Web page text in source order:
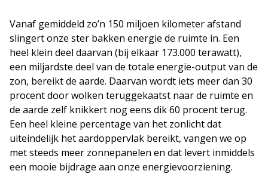
Vanaf gemiddeld zo’n 150 miljoen kilometer afstand
slingert onze ster bakken energie de ruimte in. Een
heel klein deel daarvan (bij elkaar 173.000 terawatt),
een miljardste deel van de totale energie-output van de
zon, bereikt de aarde. Daarvan wordt iets meer dan 30
procent door wolken teruggekaatst naar de ruimte en
de aarde zelf knikkert nog eens dik 60 procent terug.
Een heel kleine percentage van het zonlicht dat
uiteindelijk het aardoppervlak bereikt, vangen we op
met steeds meer zonnepanelen en dat levert inmiddels
een mooie bijdrage aan onze energievoorziening.